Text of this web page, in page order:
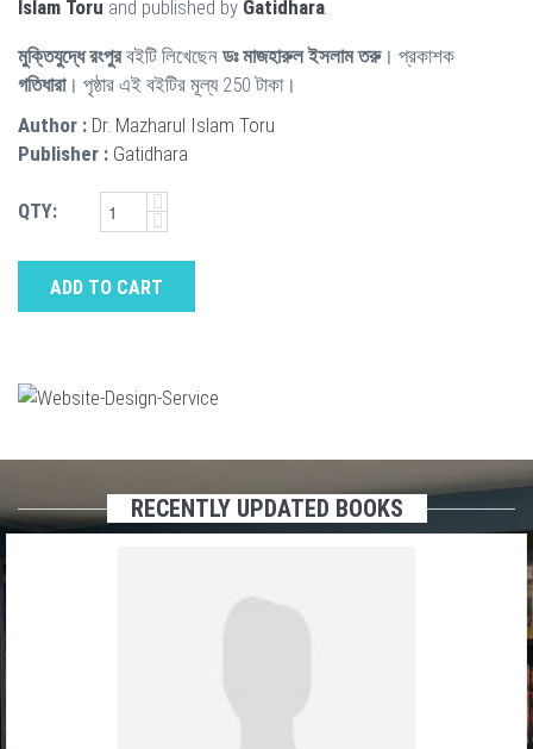
Islam Toru and published by Gatidhara
মুক্তিযুদ্ধে রংপুরবইটি লিখেছেন ডঃ মাজহারুল ইসলাম তরু। প্রকাশক
গতিধারা। পৃষ্ঠার এই বইটির মূল্য 250 টাকা।
Author : Dr. Mazharul Islam Toru
Publisher : Gatidhara
QTY:
ADD TO CART
RECENTLY UPDATED BOOKS